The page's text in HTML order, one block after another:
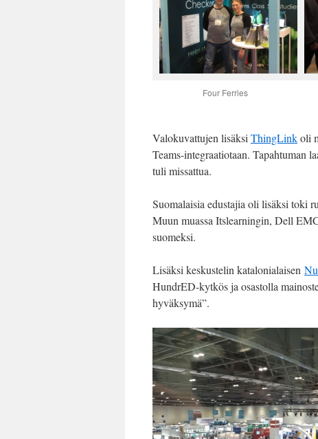
Four Ferries
Valokuvattujen lisäksi ThingLinkoli
Teams-integraatiotaan. Tapahtuman
tuli missattua.
Suomalaisia edustajia oli lisäksi toki
Muun muassa Itslearningin, Dell
suomeksi.
Lisäksi keskustelin katalonialaisen
HundrED-kytkös ja osastolla
hyväksymä”.